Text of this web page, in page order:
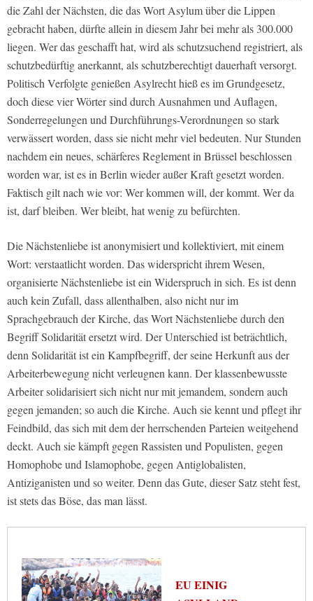
die Zahl der Nächsten, die das Wort Asylum über die Lippen
gebracht haben, dürfte allein in diesem Jahr bei mehr als 300.000
liegen. Wer das geschafft hat, wird als schutzsuchend registriert, als
schutzbedürftig anerkannt, als schutzberechtigt dauerhaft versorgt.
Politisch Verfolgte genießen Asylrecht hieß es im Grundgesetz,
doch diese vier Wörter sind durch Ausnahmen und Auflagen,
Sonderregelungen und Durchführungs-Verordnungen so stark
verwässert worden, dass sie nicht mehr viel bedeuten. Nur Stunden
nachdem ein neues, schärferes Reglement in Brüssel beschlossen
worden war, ist es in Berlin wieder außer Kraft gesetzt worden.
Faktisch gilt nach wie vor: Wer kommen will, der kommt. Wer da
ist, darf bleiben. Wer bleibt, hat wenig zu befürchten.
Die Nächstenliebe ist anonymisiert und kollektiviert, mit einem
Wort: verstaatlicht worden. Das widerspricht ihrem Wesen,
organisierte Nächstenliebe ist ein Widerspruch in sich. Es ist denn
auch kein Zufall, dass allenthalben, also nicht nur im
Sprachgebrauch der Kirche, das Wort Nächstenliebe durch den
Begriff Solidarität ersetzt wird. Der Unterschied ist beträchtlich,
denn Solidarität ist ein Kampfbegriff, der seine Herkunft aus der
Arbeiterbewegung nicht verleugnen kann. Der klassenbewusste
Arbeiter solidarisiert sich nicht nur mit jemandem, sondern auch
gegen jemanden; so auch die Kirche. Auch sie kennt und pflegt ihr
Feindbild, das sich mit dem der herrschenden Parteien weitgehend
deckt. Auch sie kämpft gegen Rassisten und Populisten, gegen
Homophobe und Islamophobe, gegen Antiglobalisten,
Antiziganisten und so weiter. Denn das Gute, dieser Satz steht fest,
ist stets das Böse, das man lässt.
EU EINIG